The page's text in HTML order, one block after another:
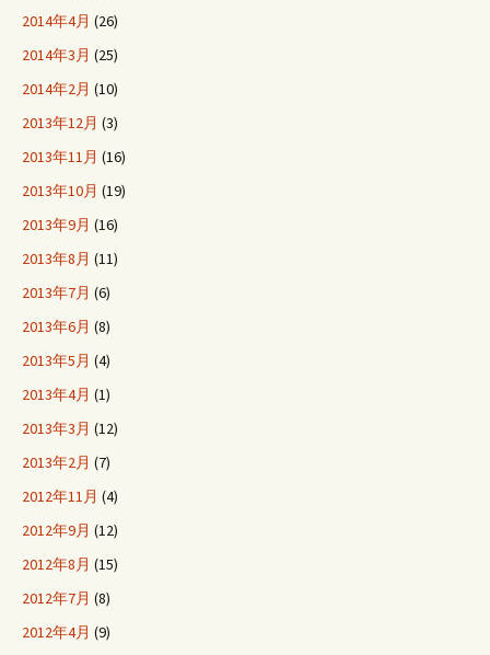
2014年4月 (26)
2014年3月 (25)
2014年2月 (10)
2013年12月 (3)
2013年11月 (16)
2013年10月 (19)
2013年9月 (16)
2013年8月 (11)
2013年7月 (6)
2013年6月 (8)
2013年5月 (4)
2013年4月 (1)
2013年3月 (12)
2013年2月 (7)
2012年11月 (4)
2012年9月 (12)
2012年8月 (15)
2012年7月 (8)
2012年4月 (9)